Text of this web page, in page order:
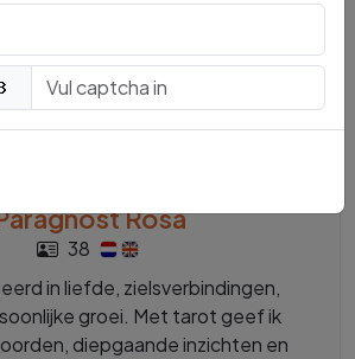
Rosa
38
in liefde, zielsverbindingen,
groei. Met tarot geef ik
diepgaande inzichten en